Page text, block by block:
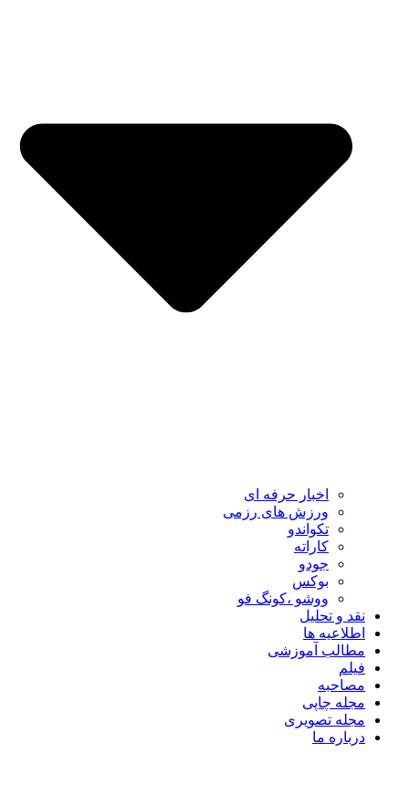
اخبار حرفه ای
ورزش های رزمی
تکواندو
کاراته
جودو
بوکس
ووشو ،کونگ فو
نقد و تحلیل
اطلاعیه ها
مطالب آموزشی
فیلم
مصاحبه
مجله چاپی
مجله تصویری
درباره ما